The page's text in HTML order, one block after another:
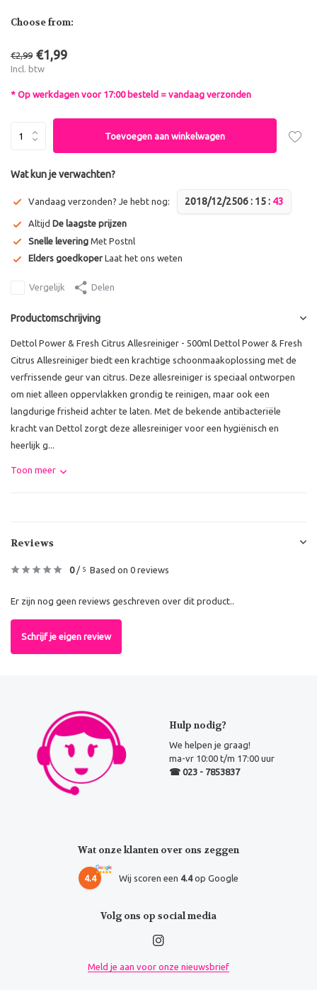
Choose from:
€2,99 €1,99
Incl. btw
* Op werkdagen voor 17:00 besteld = vandaag verzonden
Toevoegen aan winkelwagen
Wat kun je verwachten?
Vandaag verzonden? Je hebt nog: 2018/12/2506: 15: 43
Altijd De laagste prijzen
Snelle levering Met Postnl
Elders goedkoper Laat het ons weten
Vergelijk Delen
Productomschrijving
Dettol Power & Fresh Citrus Allesreiniger - 500ml Dettol Power & Fresh
Citrus Allesreiniger biedt een krachtige schoonmaakoplossing met de
verfrissende geur van citrus. Deze allesreiniger is speciaal ontworpen
om niet alleen oppervlakken grondig te reinigen, maar ook een
langdurige frisheid achter te laten. Met de bekende antibacteriële
kracht van Dettol zorgt deze allesreiniger voor een hygiënisch en
heerlijk g...
Toon meer
Reviews
0/ 5 Based on 0 reviews
Er zijn nog geen reviews geschreven over dit product..
Schrijf je eigen review
Hulp nodig?
We helpen je graag!
ma-vr 10:00 t/m 17:00 uur
☎ 023 - 7853837
Wat onze klanten over ons zeggen
4.4 Wij scoren een 4.4op Google
Volg ons op social media
Meld je aan voor onze nieuwsbrief